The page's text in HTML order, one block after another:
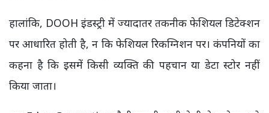
हालांकि, DOOH इंडस्ट्री में ज्यादातर तकनीक फेशियल डिटेक्शन
पर आधारित होती है, न कि फेशियल रिकग्निशन पर। कंपनियों का
कहना है कि इसमें किसी व्यक्ति की पहचान या डेटा स्टोर नहीं
किया जाता।